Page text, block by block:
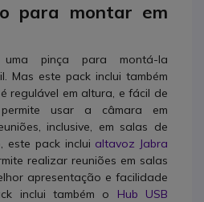
para montar em
pinça para montá-la
Mas este pack inclui também
regulável em altura, e fácil de
usar a câmara em
inclusive, em salas de
este pack inclui altavoz Jabra
realizar reuniões em salas
apresentação e facilidade
inclui também o Hub USB